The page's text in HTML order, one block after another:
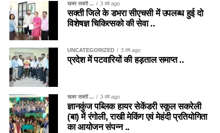
खबर सक्ती ... 3 वर्ष ago
सक्ती जिले के डभरा सीएचसी में उपलब्ध हुई दो
विशेषज्ञ चिकित्सको की सेवा ..
UNCATEGORIZED 3 वर्ष ago
प्रदेश में पटवारियों की हड़ताल समाप्त ..
खबर सक्ती ... 3 वर्ष ago
ज्ञानकुंज पब्लिक हायर सेकेंडरी स्कूल सकरेली
(बा) में रंगोली, राखी मेकिंग एवं मेहंदी प्रतियोगिता
का आयोजन संपन्न ..